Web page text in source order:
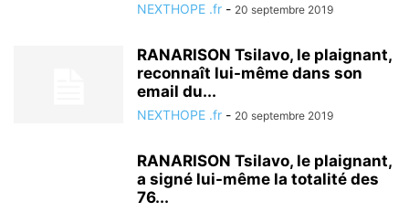
RAZANANIRINA BRUNO
SEM ANDRY RAJOELINA SOLO ABUS DE BIENS SOCIAUX
SYNDICAT DES MAGISTRATS DE MADAGASCAR
TAGNEVOZARA HORTENSE JUGE D'INSTRUCTION
UN RÉSEAU D'INFLUENCE À MADAGASCAR
VENTE DES TERRAINS DE LA COMMUNE URBAINE D'ANTANANARIVO
VIOLATION DES LOIS PAR LES MAGISTRATS MALGACHES
NEXTHOPE .fr - 20 septembre 2019
RANARISON Tsilavo, le plaignant,
reconnaît lui-même dans son
email du...
NEXTHOPE .fr - 20 septembre 2019
RANARISON Tsilavo, le plaignant,
a signé lui-même la totalité des
76...